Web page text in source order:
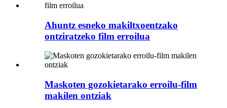
Ahuntz esneko makiltxoentzako
ontziratzeko film erroilua
Maskoten gozokietarako erroilu-film
makilen ontziak